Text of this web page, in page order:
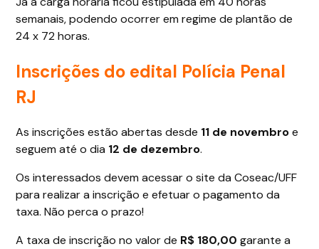
semanais, podendo ocorrer em regime de plantão de
24 x 72 horas.
Inscrições do edital Polícia Penal
RJ
As inscrições estão abertas desde 11 de novembroe
seguem até o dia 12 de dezembro.
Os interessados devem acessar o site da Coseac/UFF
para realizar a inscrição e efetuar o pagamento da
taxa. Não perca o prazo!
A taxa de inscrição no valor de R$ 180,00garante a